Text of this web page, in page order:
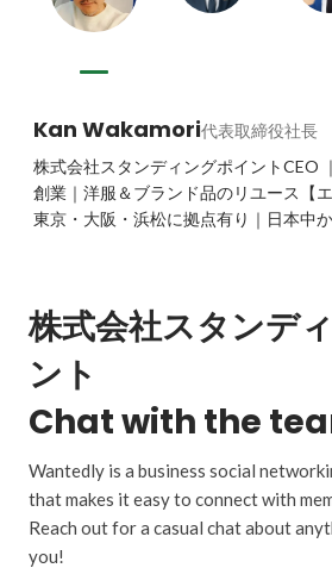
Kan Wakamori代表取締役社長
株式会社スタンディングポイントCEO
創業｜洋服＆ブランド品のリユース【
東京・大阪・浜松に拠点有り｜日本中
株式会社スタンデ
ント
Chat with the
Wantedly is a business social
that makes it easy to connect with
Reach out for a casual chat about
you!